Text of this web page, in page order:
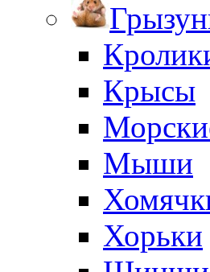
Крысы
Мыши
Хорьки